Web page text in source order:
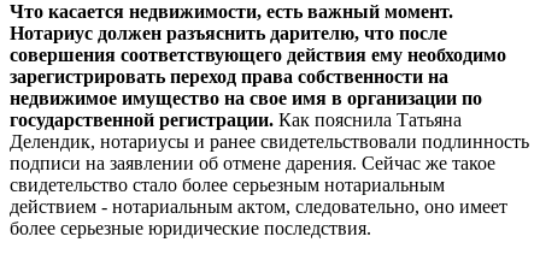
Что касается недвижимости, есть важный момент.
Нотариус должен разъяснить дарителю, что после
совершения соответствующего действия ему необходимо
зарегистрировать переход права собственности на
недвижимое имущество на свое имя в организации по
государственной регистрации. Как пояснила Татьяна
Делендик, нотариусы и ранее свидетельствовали подлинность
подписи на заявлении об отмене дарения. Сейчас же такое
свидетельство стало более серьезным нотариальным
действием - нотариальным актом, следовательно, оно имеет
более серьезные юридические последствия.